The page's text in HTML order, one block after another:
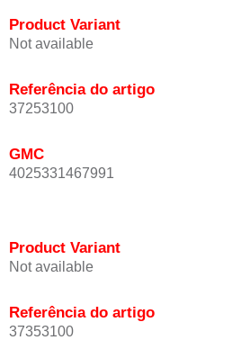
Product Variant
Not available
Referência do artigo
37253100
GMC
4025331467991
Product Variant
Not available
Referência do artigo
37353100